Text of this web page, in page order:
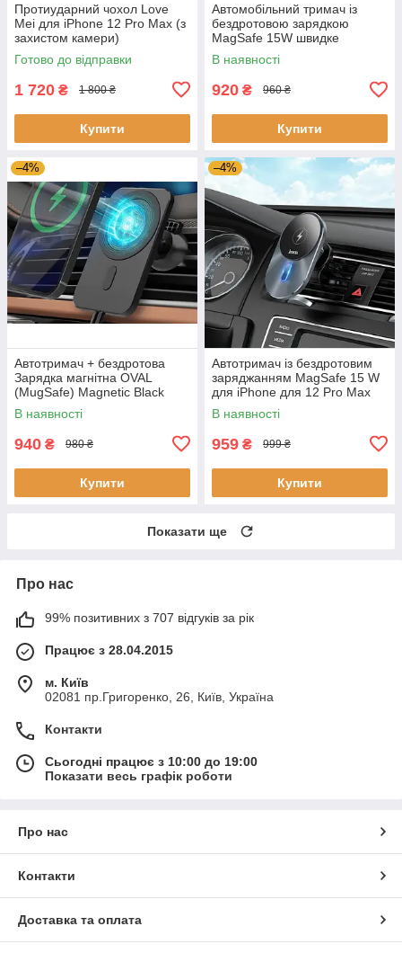
Протиударний чохол Love
Mei для iPhone 12 Pro Max (з
захистом камери)
Готово до відправки
1 720 ₴ 1 800 ₴
Купити
Автомобільний тримач із
бездротовою зарядкою
MagSafe 15W швидке
заряджання для iPhone 12
Pro Max
В наявності
920 ₴ 960 ₴
Купити
–4%
Автотримач + бездротова
Зарядка магнітна OVAL
(MugSafe) Magnetic Black
В наявності
940 ₴ 980 ₴
Купити
–4%
Автотримач із бездротовим
заряджанням MagSafe 15 W
для iPhone для 12 Pro Max
В наявності
959 ₴ 999 ₴
Купити
Показати ще
Про нас
99% позитивних з 707 відгуків за рік
Працює з 28.04.2015
м. Київ
02081 пр.Григоренко, 26, Київ, Україна
Контакти
Сьогодні працює з 10:00 до 19:00
Показати весь графік роботи
Про нас
Контакти
Доставка та оплата